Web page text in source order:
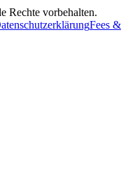
Rechte vorbehalten.
Fees &